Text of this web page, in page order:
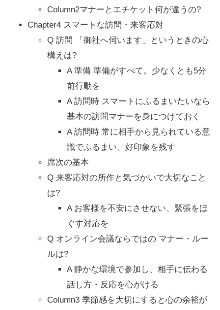
Column2マナーとエチケット何が違うの?
Chapter4 スマートな訪問・来客応対
Q 訪問 「御社へ伺います」というときの心
構えは?
A 準備 準備がすべて。少なくとも5分
前行動を
A 訪問時 スマートにふるまいたいなら
基本の訪問マナーを身につけておく
A 訪問時 常に相手から見られている意
識でふるまい、好印象を残す
席次の基本
Q 来客応対の所作と気づかいで大切なこと
は?
A お客様を不安にさせない、緊張をほ
ぐす対応を
Q オンライン会議ならではの マナー・ルー
ルは?
A 静かな環境で参加し、相手に伝わる
話し方・反応を心がける
Column3 季節感を大切にすると心の余裕が